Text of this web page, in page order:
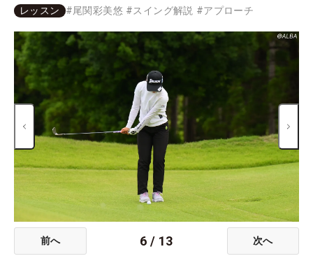
レッスン #尾関彩美悠 #スイング解説 #アプローチ
前へ 6 / 13 次へ